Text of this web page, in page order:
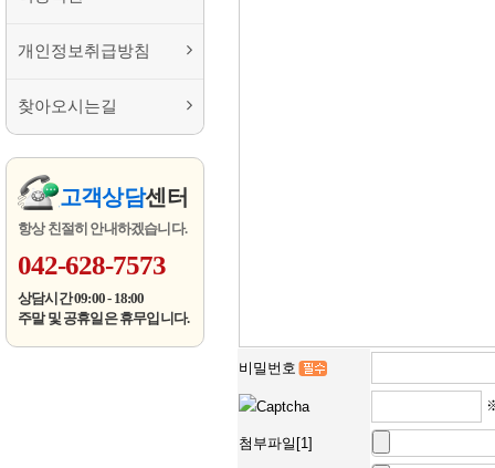
개인정보취급방침
찾아오시는길
고객상담센터
항상 친절히 안내하겠습니다.
042-628-7573
상담시간 09:00 - 18:00
주말 및 공휴일은 휴무입니다.
비밀번호
첨부파일[1]